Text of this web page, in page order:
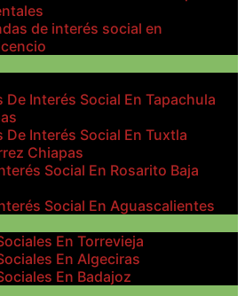
de interés social en
De Interés Social En Tapachula
De Interés Social En Tuxtla
Chiapas
Social En Rosarito Baja
Social En Aguascalientes
En Torrevieja
En Algeciras
En Badajoz